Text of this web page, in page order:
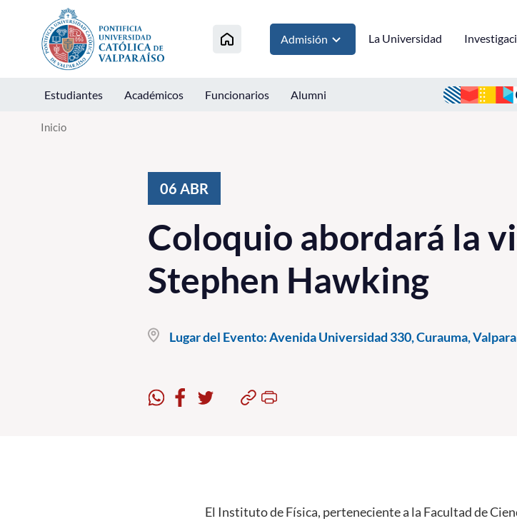
Click acá para ir directamente al contenido
Admisión La Universidad
Estudiantes Académicos Funcionarios Alumni
Inicio
06 ABR
Coloquio abordará la
Stephen Hawking
Lugar del Evento:Avenida Universidad 330, Curauma,
El Instituto de Física, perteneciente a la Facultad de